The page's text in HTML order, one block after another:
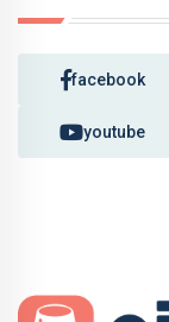
facebook
youtube